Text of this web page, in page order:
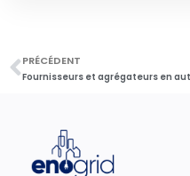
PRÉCÉDENT